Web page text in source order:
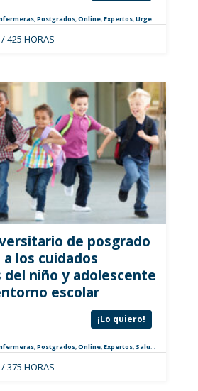
,Postgrados,Online,Expertos,Urgencias y Críticos
/ 425 HORAS
de posgrado
los cuidados
niño y adolescente
escolar
¡Lo quiero!
,Postgrados,Online,Expertos, Salud Escolar
/ 375 HORAS